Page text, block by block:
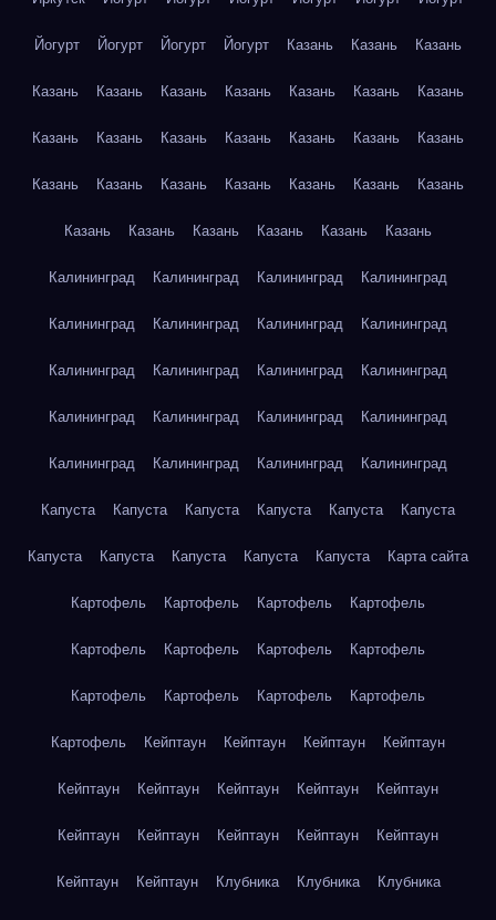
Йогурт Йогурт Йогурт Йогурт Казань Казань Казань
Казань Казань Казань Казань Казань Казань Казань
Казань Казань Казань Казань Казань Казань Казань
Казань Казань Казань Казань Казань Казань Казань
Казань Казань Казань Казань Казань Казань
Калининград Калининград Калининград Калининград
Калининград Калининград Калининград Калининград
Калининград Калининград Калининград Калининград
Калининград Калининград Калининград Калининград
Калининград Калининград Калининград Калининград
Капуста Капуста Капуста Капуста Капуста Капуста
Капуста Капуста Капуста Капуста Капуста Карта сайта
Картофель Картофель Картофель Картофель
Картофель Картофель Картофель Картофель
Картофель Картофель Картофель Картофель
Картофель Кейптаун Кейптаун Кейптаун Кейптаун
Кейптаун Кейптаун Кейптаун Кейптаун Кейптаун
Кейптаун Кейптаун Кейптаун Кейптаун Кейптаун
Кейптаун Кейптаун Клубника Клубника Клубника